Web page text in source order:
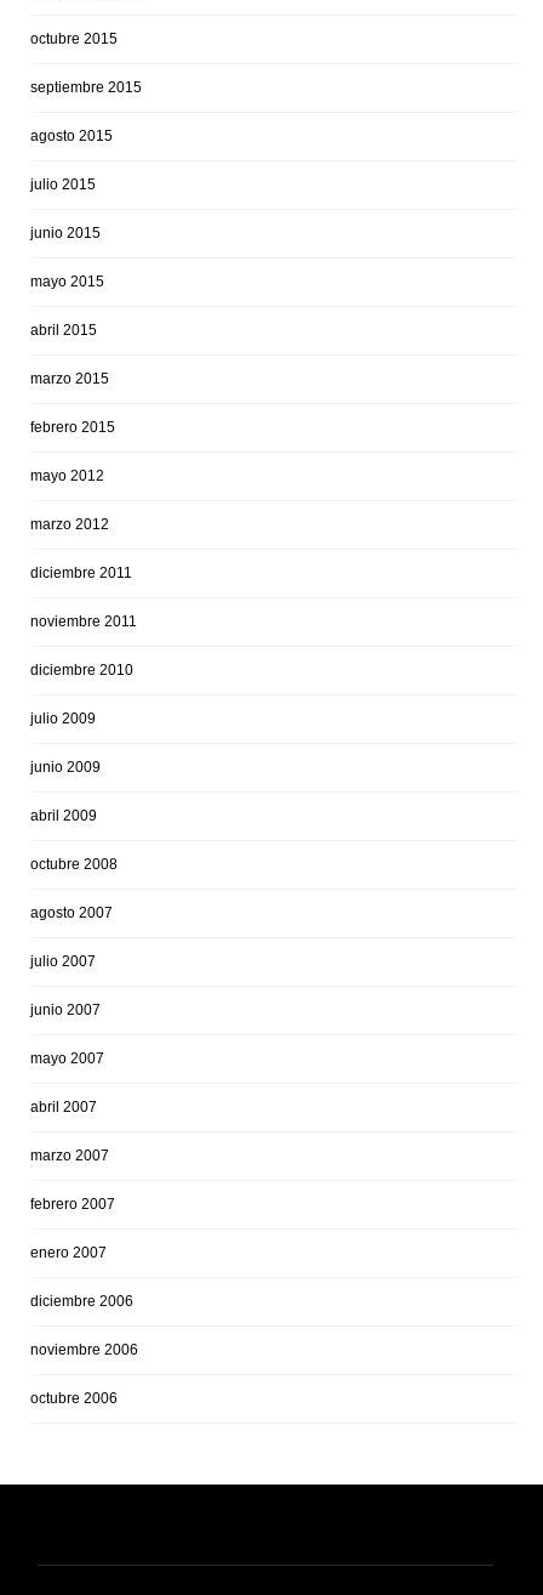
octubre 2015
septiembre 2015
agosto 2015
julio 2015
junio 2015
mayo 2015
abril 2015
marzo 2015
febrero 2015
mayo 2012
marzo 2012
diciembre 2011
noviembre 2011
diciembre 2010
julio 2009
junio 2009
abril 2009
octubre 2008
agosto 2007
julio 2007
junio 2007
mayo 2007
abril 2007
marzo 2007
febrero 2007
enero 2007
diciembre 2006
noviembre 2006
octubre 2006